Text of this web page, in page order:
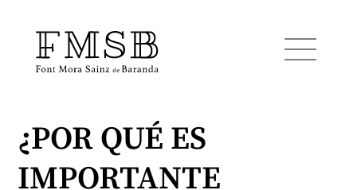
Inicio
Font Mora Sainz de Baranda
¿POR QUÉ ES
IMPORTANTE